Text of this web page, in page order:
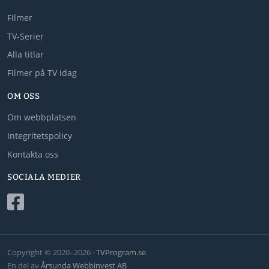
Filmer
TV-Serier
Alla titlar
Filmer på TV idag
OM OSS
Om webbplatsen
Integritetspolicy
Kontakta oss
SOCIALA MEDIER
Copyright © 2020–2026 ·TVProgram.se
En del avÅrsunda Webbinvest AB